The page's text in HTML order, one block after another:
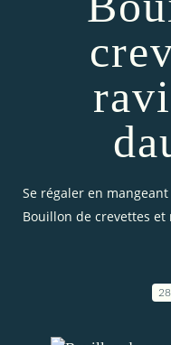
Se régaler en
Bouillon de crevettes